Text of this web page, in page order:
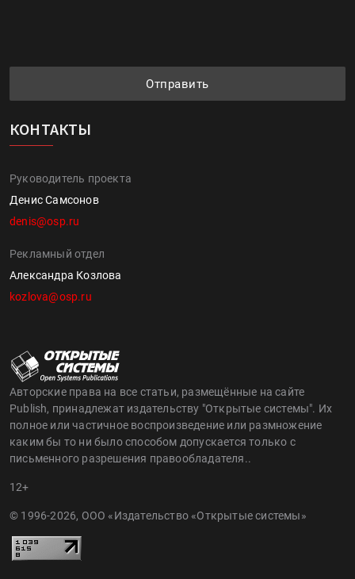
Отправить
КОНТАКТЫ
Руководитель проекта
Денис Самсонов
denis@osp.ru
Рекламный отдел
Александра Козлова
kozlova@osp.ru
Авторские права на все статьи, размещённые на сайте
Publish, принадлежат издательству "Открытые системы". Их
полное или частичное воспроизведение или размножение
каким бы то ни было способом допускается только с
письменного разрешения правообладателя..
12+
© 1996-2026, ООО «Издательство «Открытые системы»